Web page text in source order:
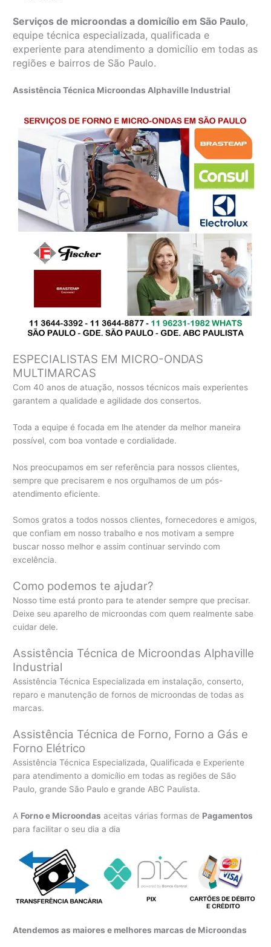
Serviços de microondas a domicílio em São Paulo,
equipe técnica especializada, qualificada e
experiente para atendimento a domicílio em todas as
regiões e bairros de São Paulo.
Assistência Técnica Microondas Alphaville Industrial
ESPECIALISTAS EM MICRO-ONDAS
MULTIMARCAS
Com 40 anos de atuação, nossos técnicos mais experientes
garantem a qualidade e agilidade dos consertos.
Toda a equipe é focada em lhe atender da melhor maneira
possível, com boa vontade e cordialidade.
Nos preocupamos em ser referência para nossos clientes,
sempre que precisarem e nos orgulhamos de um pós-
atendimento eficiente.
Somos gratos a todos nossos clientes, fornecedores e amigos,
que confiam em nosso trabalho e nos motivam a sempre
buscar nosso melhor e assim continuar servindo com
excelência.
Como podemos te ajudar?
Nosso time está pronto para te atender sempre que precisar.
Deixe seu aparelho de microondas com quem realmente sabe
cuidar dele.
Assistência Técnica de Microondas Alphaville
Industrial
Assistência Técnica Especializada em instalação, conserto,
reparo e manutenção de fornos de microondas de todas as
marcas.
Assistência Técnica de Forno, Forno a Gás e
Forno Elétrico
Assistência Técnica Especializada, Qualificada e Experiente
para atendimento a domicílio em todas as regiões de São
Paulo, grande São Paulo e grande ABC Paulista.
A Forno e Microondas aceitas várias formas de Pagamentos
para facilitar o seu dia a dia
Atendemos as maiores e melhores marcas de Microondas